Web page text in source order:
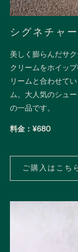
シグネチャ
美しく膨らんだサ
クリームをホイッ
リームと合わせて
ム。大人気のシュ
の一品です。
料金：¥680
ご購入はこち
ご
購